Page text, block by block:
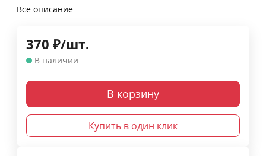
Все описание
370 ₽/шт.
В наличии
В корзину
Купить в один клик